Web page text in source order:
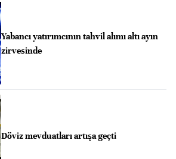
Yabancı yatırımcının tahvil alımı altı ayın
zirvesinde
Döviz mevduatları artışa geçti